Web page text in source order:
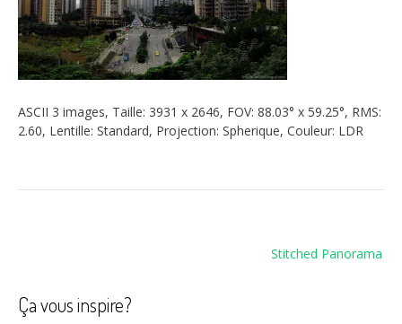
ASCII 3 images, Taille: 3931 x 2646, FOV: 88.03° x 59.25°, RMS:
2.60, Lentille: Standard, Projection: Spherique, Couleur: LDR
Stitched Panorama
Ça vous inspire?